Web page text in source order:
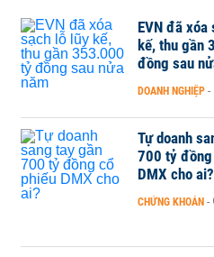
EVN đã xóa
kế, thu gần
đồng sau
DOANH NGHIỆP -
Tự doanh
700 tỷ
DMX cho ai?
CHỨNG KHOÁN -